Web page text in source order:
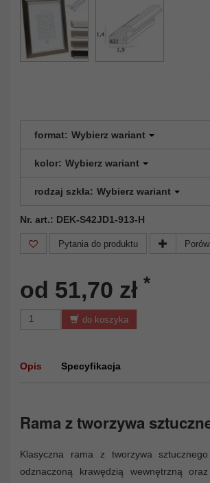
format: Wybierz wariant
kolor: Wybierz wariant
rodzaj szkła: Wybierz wariant
Nr. art.: DEK-S42JD1-913-H
Pytania do produktu
od 51,70 zł *
do koszyka
Opis Specyfikacja
Rama z tworzywa
Klasyczna rama z tworzywa
odznaczoną krawędzią wewnętrzną